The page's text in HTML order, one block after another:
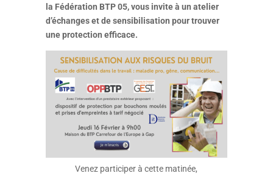
la Fédération BTP 05, vous invite à un atelier
d’échanges et de sensibilisation pour trouver
une protection efficace.
Venez participer à cette matinée,